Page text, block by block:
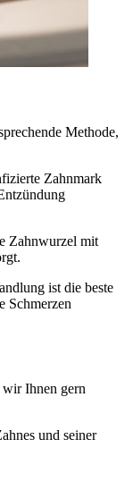
Methode,
Zahnmark
Zahnwurzel mit
ist die beste
Schmerzen
wir Ihnen gern
und seiner